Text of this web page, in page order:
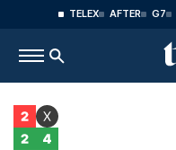
TELEX AFTER G7